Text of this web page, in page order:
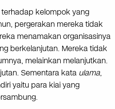
kelompok yang
pergerakan mereka tidak
menamakan organisasinya
berkelanjutan. Mereka tidak
melainkan melanjutkan.
Sementara kata ulama,
yaitu para kiai yang